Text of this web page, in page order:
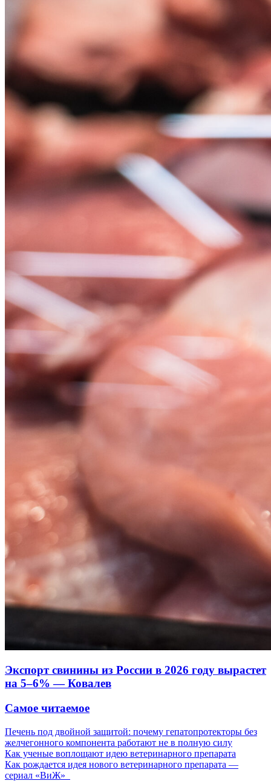
Экспорт свинины из России в 2026 году вырастет
на 5–6% — Ковалев
Самое читаемое
Печень под двойной защитой: почему гепатопротекторы без
желчегонного компонента работают не в полную силу
Как ученые воплощают идею ветеринарного препарата
Как рождается идея нового ветеринарного препарата —
сериал «ВиЖ»